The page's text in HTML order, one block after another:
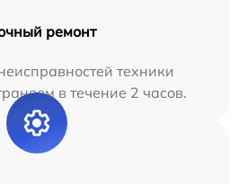
ремонт
техники
в течение 2 часов.